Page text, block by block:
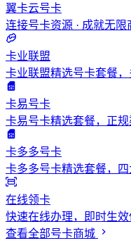
翼卡云号卡
连接号卡资源 · 成就无限
卡业联盟
卡业联盟精选号卡套餐
卡易号卡
卡易号卡精选套餐，正规
卡多多号卡
卡多多号卡精选套餐，
在线领卡
快速在线办理，即时生效
查看全部号卡商城